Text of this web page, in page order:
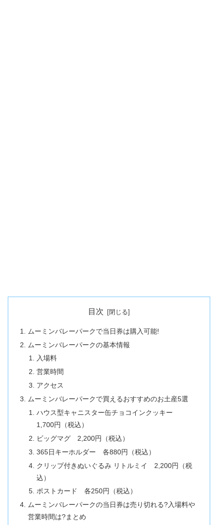
目次
ムーミンバレーパークで当日券は購入可能!
ムーミンバレーパークの基本情報
入場料
営業時間
アクセス
ムーミンバレーパークで買えるおすすめのお土産5選
ハウス型キャニスター缶チョコインクッキー
1,700円（税込）
ビッグマグ 2,200円（税込）
365日キーホルダー 各880円（税込）
クリップ付きぬいぐるみ リトルミイ 2,200円（税
込）
ポストカード 各250円（税込）
ムーミンバレーパークの当日券は売り切れる?入場料や
営業時間は?まとめ